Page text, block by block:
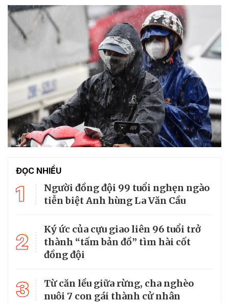
ĐỌC NHIỀU
1
Người đồng đội 99 tuổi nghẹn ngào
tiễn biệt Anh hùng La Văn Cầu
2
Ký ức của cựu giao liên 96 tuổi trở
thành “tấm bản đồ” tìm hài cốt
đồng đội
3
Từ căn lều giữa rừng, cha nghèo
nuôi 7 con gái thành cử nhân